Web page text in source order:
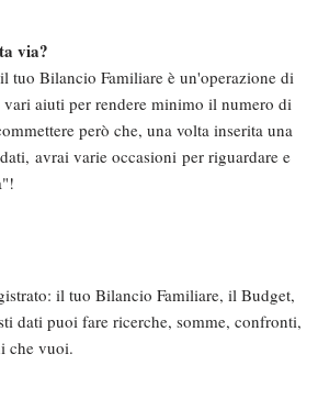
via?
tuo Bilancio Familiare è un'operazione di
aiuti per rendere minimo il numero di
però che, una volta inserita una
avrai varie occasioni per riguardare e
il tuo Bilancio Familiare, il Budget,
dati puoi fare ricerche, somme, confronti,
che vuoi.